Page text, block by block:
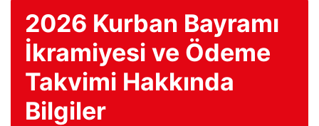
2026 Kurban Bayramı
İkramiyesi ve Ödeme
Takvimi Hakkında
Bilgiler